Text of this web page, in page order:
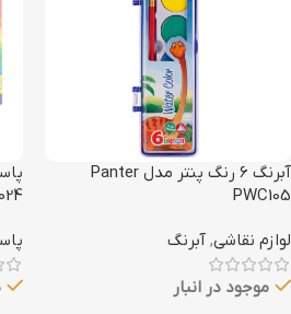
آبرنگ 6 رنگ پنتر مدل Panter
PWC105
لوازم نقاشی,آبرنگ
موجود در انبار